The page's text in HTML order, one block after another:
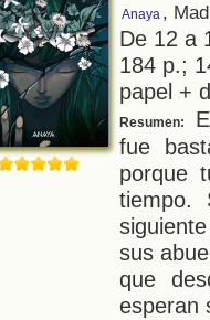
Anaya ,
De 12 a
184 p.;
papel +
Resumen:
fue
porque
tiempo.
sus
que
esperan